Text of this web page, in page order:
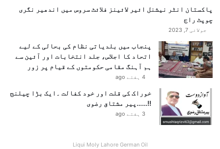
پاکستان انٹر نیشنل ائیر لائینز فلائٹ سروس میں اندھیر نگری
چوپٹ راج
جولائی 7, 2023
پنجاب میں بلدیاتی نظام کی بحالی کے لیے
اتحاد کا اجلاس، جلد انتخابات اور آئین سے
ہم آہنگ مقامی حکومتوں کے قیام پر زور
4 ہفتے ago
خوراک کی قلت اور خود کفالت ۔ایک بڑا چیلنج
!!……پیر مشتاق رضوی
3 ہفتے ago
Liqui Moly Lahore German Oil